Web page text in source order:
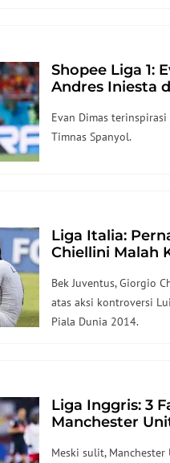
Shopee Liga 1:
Andres Iniesta
Evan Dimas
Timnas Spanyol.
Liga Italia:
Chiellini Malah
Bek Juventus, Giorgio
atas aksi kontroversi
Piala Dunia 2014.
Liga Inggris: 3
Manchester
Meski sulit,